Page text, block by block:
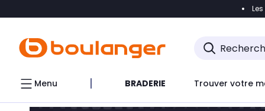
Accéder
Accéder directement au chatbot
Menu BRADERIE Trouver votre